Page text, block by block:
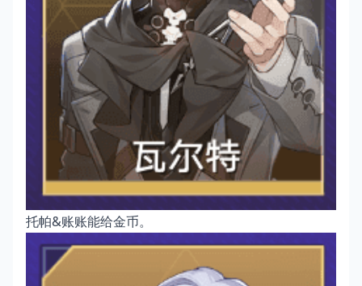
托帕&账账能给金币。